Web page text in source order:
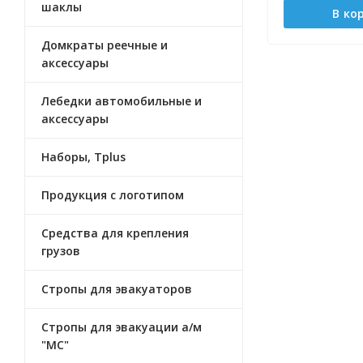
шаклы
Домкраты реечные и
аксессуары
Лебедки автомобильные и
аксеcсуары
Наборы, Tplus
Продукция с логотипом
Средства для крепления
грузов
Стропы для эвакуаторов
Стропы для эвакуации а/м
"МС"
В